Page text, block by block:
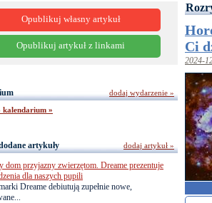
Ci
2024-
Opublikuj własny artykuł
Opublikuj artykuł z linkami
kalendarium »
dodaj wydarzenie »
artykuły
dom przyjazny zwierzętom. Dreame prezentuje
dla naszych pupili
Dreame debiutują zupełnie nowe,
dodaj artykuł »